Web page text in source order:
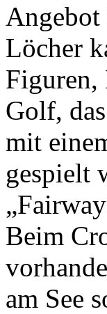
Löcher
Figuren,
Golf,
mit
gespielt
Beim
am See